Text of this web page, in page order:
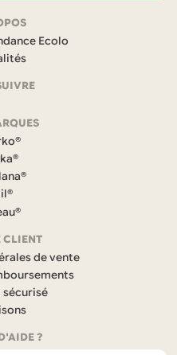
Ecolo
e
o
CLIENT
de vente
sécurisé
?